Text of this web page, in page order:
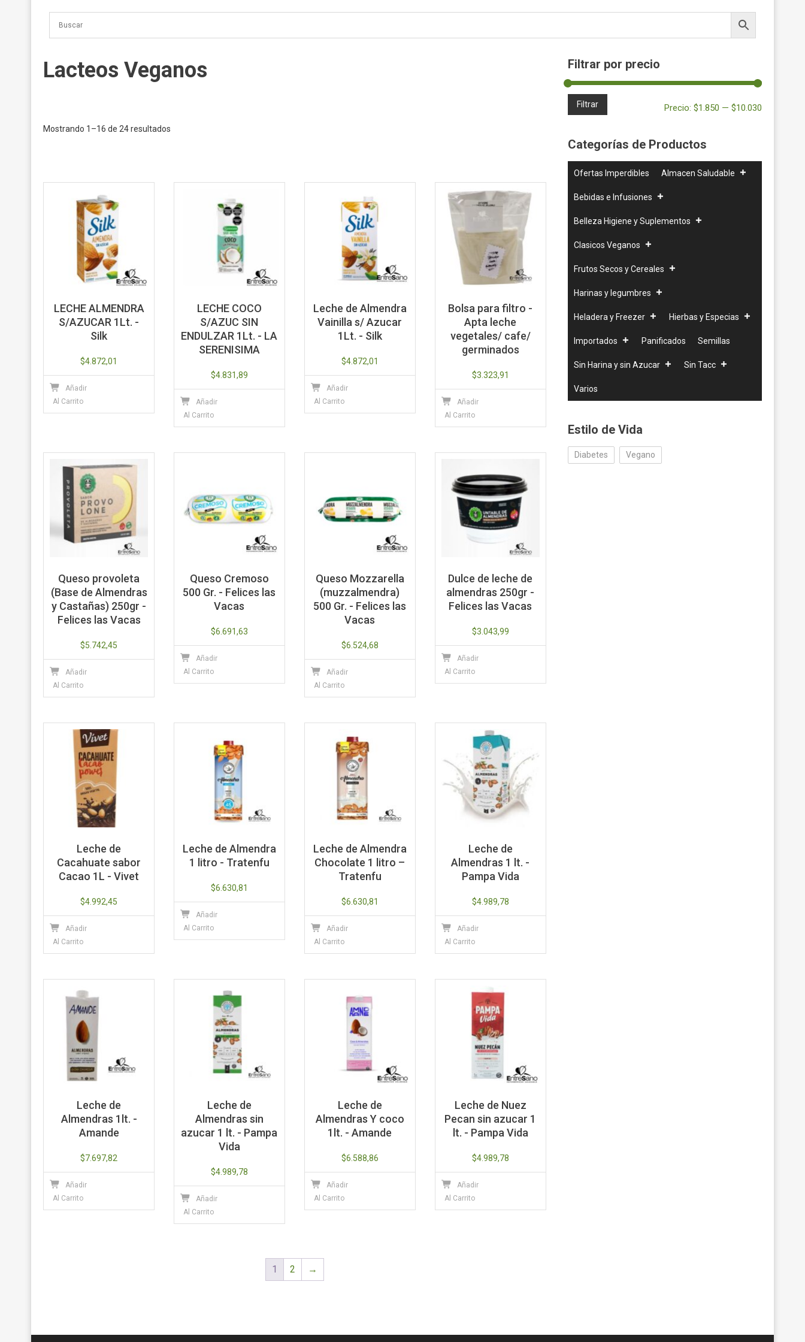
Lacteos Veganos
Mostrando 1–16 de 24 resultados
LECHE ALMENDRA
S/AZUCAR 1Lt. -
Silk
$4.872,01
Añadir
Al Carrito
LECHE COCO
S/AZUC SIN
ENDULZAR 1Lt. - LA
SERENISIMA
$4.831,89
Añadir
Al Carrito
Leche de Almendra
Vainilla s/ Azucar
1Lt. - Silk
$4.872,01
Añadir
Al Carrito
Bolsa para filtro -
Apta leche
vegetales/ cafe/
germinados
$3.323,91
Añadir
Al Carrito
Queso provoleta
(Base de Almendras
y Castañas) 250gr -
Felices las Vacas
$5.742,45
Añadir
Al Carrito
Queso Cremoso
500 Gr. - Felices las
Vacas
$6.691,63
Añadir
Al Carrito
Queso Mozzarella
(muzzalmendra)
500 Gr. - Felices las
Vacas
$6.524,68
Añadir
Al Carrito
Dulce de leche de
almendras 250gr -
Felices las Vacas
$3.043,99
Añadir
Al Carrito
Leche de
Cacahuate sabor
Cacao 1L - Vivet
$4.992,45
Añadir
Al Carrito
Leche de Almendra
1 litro - Tratenfu
$6.630,81
Añadir
Al Carrito
Leche de Almendra
Chocolate 1 litro –
Tratenfu
$6.630,81
Añadir
Al Carrito
Leche de
Almendras 1 lt. -
Pampa Vida
$4.989,78
Añadir
Al Carrito
Leche de
Almendras 1lt. -
Amande
$7.697,82
Añadir
Al Carrito
Leche de
Almendras sin
azucar 1 lt. - Pampa
Vida
$4.989,78
Añadir
Al Carrito
Leche de
Almendras Y coco
1lt. - Amande
$6.588,86
Añadir
Al Carrito
Leche de Nuez
Pecan sin azucar 1
lt. - Pampa Vida
$4.989,78
Añadir
Al Carrito
1 2 →
Filtrar por precio
Filtrar Precio: $1.850 — $10.030
Categorías de Productos
Ofertas Imperdibles Almacen Saludable
Bebidas e Infusiones
Belleza Higiene y Suplementos
Clasicos Veganos
Frutos Secos y Cereales
Harinas y legumbres
Heladera y Freezer Hierbas y Especias
Importados Panificados Semillas
Sin Harina y sin Azucar Sin Tacc
Varios
Estilo de Vida
Diabetes Vegano